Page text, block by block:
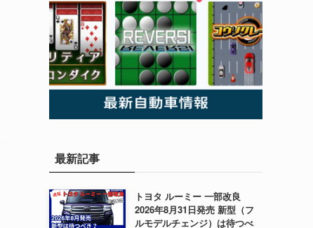
最新記事
トヨタ ルーミー 一部改良
2026年8月31日発売 新型（フ
ルモデルチェンジ）は待つべ